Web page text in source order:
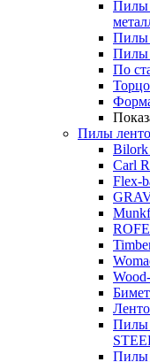
Пилы
Пилы
Пилы
По
Пилы
Bilork
Carl
Flex-
Пилы
Пилы